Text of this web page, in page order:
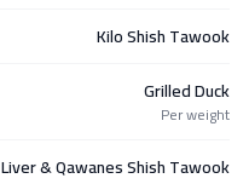
Kilo Shish Tawook
Grilled Duck
Per weight
Liver & Qawanes Shish Tawook